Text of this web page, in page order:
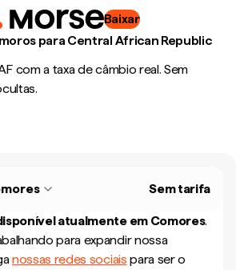
Baixar
para Central African Republic
com a taxa de câmbio real. Sem
Sem tarifa
atualmente em Comores.
para expandir nossa
nossas redes sociais para ser o